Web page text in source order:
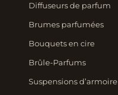
Diffuseurs de parfum
Brumes parfumées
Bouquets en cire
Brûle-Parfums
Suspensions d’armoire